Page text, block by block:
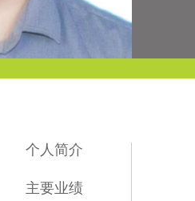
个人简介
主要业绩